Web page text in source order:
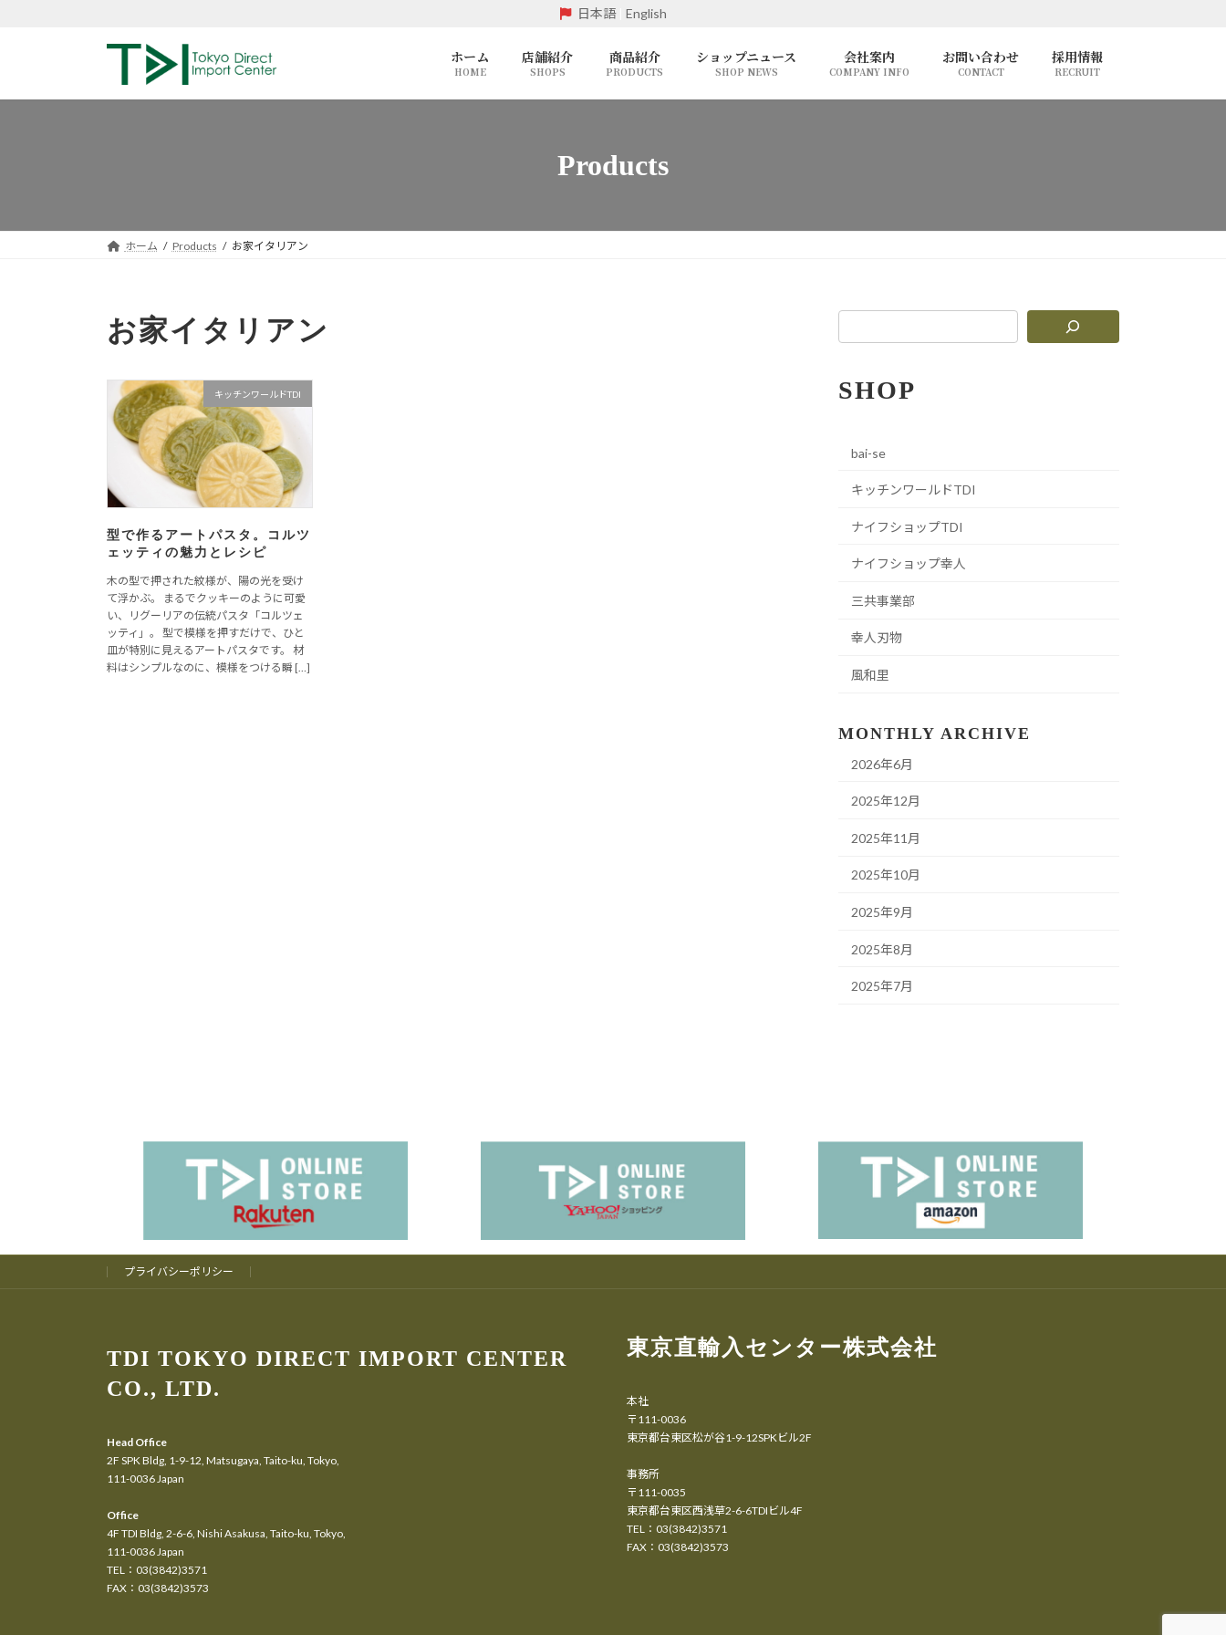
ツ
シ
日本語| English
ホーム
HOME
店舗紹介
SHOPS
商品紹介
PRODUCTS
ショップニュース
SHOP NEWS
会社案内
COMPANY INFO
お問い合わせ
CONTACT
採用情報
RECRUIT
Products
ホーム Products お家イタリアン
お家イタリアン
キッチンワールドTDI
型で作るアートパスタ。コルツ
ェッティの魅力とレシピ
木の型で押された紋様が、陽の光を受け
て浮かぶ。 まるでクッキーのように可愛
い、リグーリアの伝統パスタ「コルツェ
ッティ」。 型で模様を押すだけで、ひと
皿が特別に見えるアートパスタです。 材
料はシンプルなのに、模様をつける瞬 […]
SHOP
bai-se
キッチンワールドTDI
ナイフショップTDI
ナイフショップ幸人
三共事業部
幸人刃物
風和里
MONTHLY ARCHIVE
2026年6月
2025年12月
2025年11月
2025年10月
2025年9月
2025年8月
2025年7月
プライバシーポリシー
TDI TOKYO DIRECT IMPORT CENTER
CO., LTD.
Head Office
2F SPK Bldg, 1-9-12, Matsugaya, Taito-ku, Tokyo,
111-0036 Japan
Office
4F TDI Bldg, 2-6-6, Nishi Asakusa, Taito-ku, Tokyo,
111-0036 Japan
TEL：03(3842)3571
FAX：03(3842)3573
東京直輸入センター株式会社
本社
〒111-0036
東京都台東区松が谷1-9-12SPKビル2F
事務所
〒111-0035
東京都台東区西浅草2-6-6TDIビル4F
TEL：03(3842)3571
FAX：03(3842)3573